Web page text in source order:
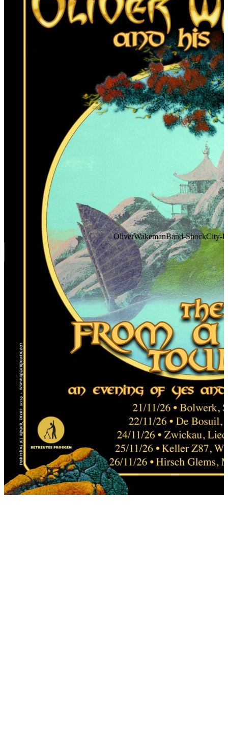
OliverWakemanBand-ShockCity-